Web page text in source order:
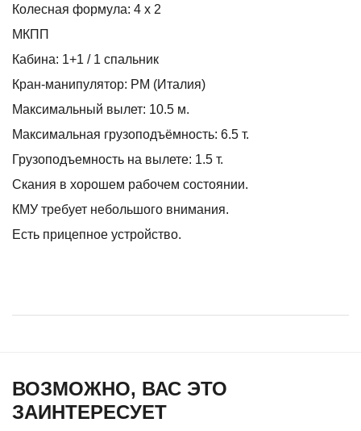
Колесная формула: 4 х 2
МКПП
Кабина: 1+1 / 1 спальник
Кран-манипулятор: PM (Италия)
Максимальный вылет: 10.5 м.
Максимальная грузоподъёмность: 6.5 т.
Грузоподъемность на вылете: 1.5 т.
Скания в хорошем рабочем состоянии.
КМУ требует небольшого внимания.
Есть прицепное устройство.
ВОЗМОЖНО, ВАС ЭТО
ЗАИНТЕРЕСУЕТ